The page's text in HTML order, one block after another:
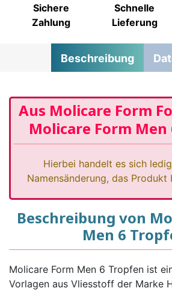
Sichere
Zahlung
Schnelle
Lieferung
Beschreibung
Aus Molicare Form
Molicare Form
Hierbei handelt es sich
Namensänderung, das
Beschreibung von
Men 6
Molicare Form Men 6 Tropfen ist
Vorlagen aus Vliesstoff der Marke